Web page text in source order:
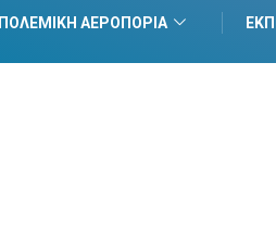
ΠΟΛΕΜΙΚΉ ΑΕΡΟΠΟΡΊΑ